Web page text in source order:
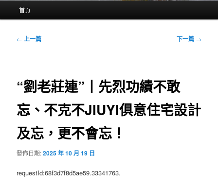
首頁
文
← 上一篇 下一篇 →
“劉老莊連”丨先烈功績不敢
忘、不克不JIUYI俱意住宅設計
及忘，更不會忘！
發佈日期:2025 年 10 月 19 日
requestId:68f3d7f8d5ae59.33341763.